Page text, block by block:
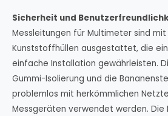
Sicherheit und
Messleitungen für Multimeter sind
Kunststoffhüllen ausgestattet, die
einfache Installation gewährleisten.
Gummi-Isolierung und die
problemlos mit herkömmlichen
Messgeräten verwendet werden. Die